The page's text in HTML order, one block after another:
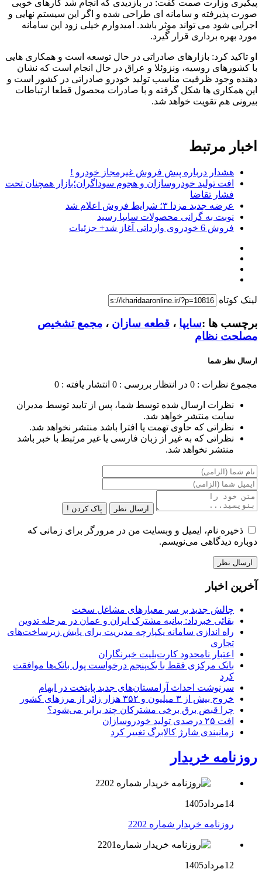
پیگیری وزارت صمت گفت: در بازدیدی که انجام شد کارهای خوبی
صورت پذیرفته و سامانه ای طراحی شده و اگر این سیستم نهایی و
اجرایی شود می تواند موثر باشد. امیدوارم خیلی زود این سامانه
مورد بهره برداری قرار گیرد.
او تاکید کرد: بازارهای صادراتی در حال توسعه است و همکاری هایی
با کشورهای روسیه، ونزوئلا و عراق در حال انجام است که نشان
دهنده وجود ظرفیت مناسب تولید خودرو صادراتی در کشور است و
این همکاری ها شکل گرفته و با صادرات محصول قطعا ارتباطات
بیرونی هم تقویت خواهد شد.
اخبار مرتبط
هشدار درباره پیش فروش غیرمجاز خودرو !
افت تولید خودروسازان و هجوم سوداگران؛بازار همچنان تحت
فشار تقاضا
عرضه جدید مزدا ۳؛ شرایط فروش اعلام شد
نوبت به گرانی محصولات سایپا رسید
فروش 6 خودروی وارداتی آغاز شد+ جزئیات
لینک کوتاه
برچسب ها :سایپا ، قطعه سازان ، مجمع تشخیص
مصلحت نظام
ارسال نظر شما
مجموع نظرات : 0 در انتظار بررسی : 0 انتشار یافته : 0
نظرات ارسال شده توسط شما، پس از تایید توسط مدیران
سایت منتشر خواهد شد.
نظراتی که حاوی تهمت یا افترا باشد منتشر نخواهد شد.
نظراتی که به غیر از زبان فارسی یا غیر مرتبط با خبر باشد
منتشر نخواهد شد.
ارسال نظر پاک کردن !
ذخیره نام، ایمیل و وبسایت من در مرورگر برای زمانی که
دوباره دیدگاهی می‌نویسم.
آخرین اخبار
چالش جدید بر سر معیارهای مشاغل سخت
بقائی خبرداد: بیانیه مشترک ایران و عمان در مرحله تدوین
راه اندازی سامانه یکپارچه مدیریت برای پایش زیرساخت‌های
تجاری
اعتبار نامحدود کارت‌بلیت خبرنگاران
بانک مرکزی فقط با یک‌‎پنجم درخواست پول بانک‌ها موافقت
کرد
سرنوشت احداث آرامستان‌های جدید پایتخت در ابهام
خروج بیش از ۳ میلیون و ۳۵۲ هزار زائر از مرزهای کشور
چرا قبض برق برخی مشترکان چند برابر می‌شود؟
افت ۲۵ درصدی تولید خودروسازان
زمانبندی شارژ کالابرگ تغییر کرد
روزنامه خریدار
14مرداد1405
روزنامه خریدار شماره 2202
12مرداد1405